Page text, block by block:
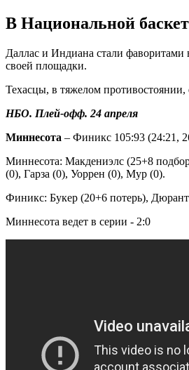
В Национальной
Даллас и Индиана стали
своей площадки.
Техасцы, в тяжелом
НБО. Плей-офф. 24 апреля
Миннесота – Финикс 105:93 (24:21,
Миннесота: Макдениэлс (25+8
(0), Гарза (0), Уоррен (0), Мур (0).
Финикс: Букер (20+6 потерь),
Миннесота ведет в серии - 2:0